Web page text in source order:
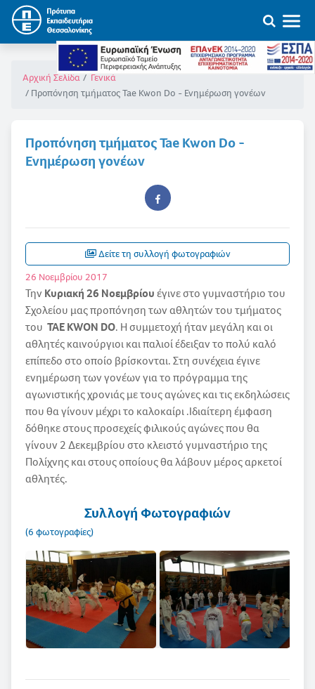
Αρχική Σελίδα
Γενικά
Προπόνηση τμήματος Tae Kwon Do - Ενημέρωση γονέων
Προπόνηση τμήματος Tae Kwon Do -
Ενημέρωση γονέων
Δείτε τη συλλογή φωτογραφιών
26 Νοεμβρίου 2017
ΤηνΚυριακή 26 Νοεμβρίουέγινε στο γυμναστήριο του
Σχολείου μας προπόνηση των αθλητών του τμήματος
του ΤΑΕ ΚWON DO. Η συμμετοχή ήταν μεγάλη και οι
αθλητές καινούργιοι και παλιοί έδειξαν το πολύ καλό
επίπεδο στο οποίο βρίσκονται. Στη συνέχεια έγινε
ενημέρωση των γονέων για το πρόγραμμα της
αγωνιστικής χρονιάς με τους αγώνες και τις εκδηλώσεις
που θα γίνουν μέχρι το καλοκαίρι .Ιδιαίτερη έμφαση
δόθηκε στους προσεχείς φιλικούς αγώνες που θα
γίνουν 2 Δεκεμβρίου στο κλειστό γυμναστήριο της
Πολίχνης και στους οποίους θα λάβουν μέρος αρκετοί
αθλητές.
Συλλογή Φωτογραφιών
(6 φωτογραφίες)